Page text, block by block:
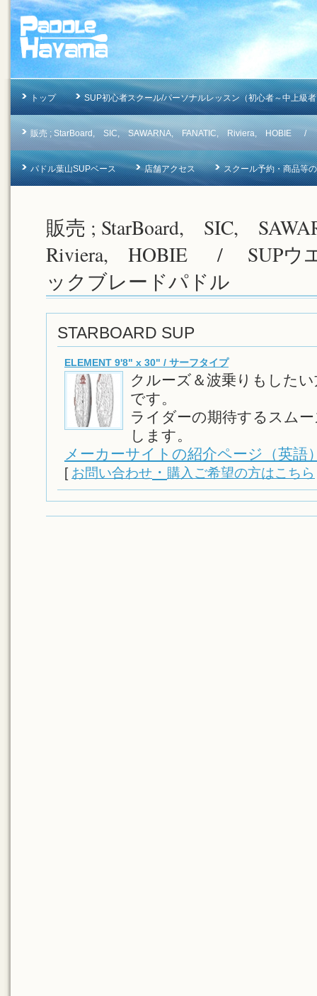
トップ SUP初心者スクール/パーソナルレッスン（初心者～中上級
販売 ; StarBoard, SIC, SAWARNA, FANATIC, Riviera, HOBIE /
パドル葉山SUPベース 店舗アクセス スクール予約・商品
販売 ; StarBoard, SIC,
Riviera, HOBIE / SUPウ
ックブレードパドル
STARBOARD SUP
ELEMENT 9'8" x 30" / サーフタイプ
クルーズ＆波乗りもした
です。
ライダーの期待するスム
します。
メーカーサイトの紹介ページ（英語
[ お問い合わせ ・ 購入ご希望の方はこちら